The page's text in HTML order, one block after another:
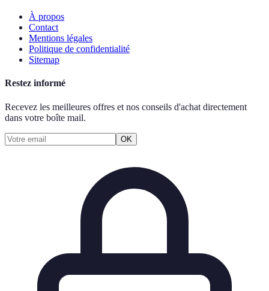
À propos
Contact
Mentions légales
Politique de confidentialité
Sitemap
Restez informé
Recevez les meilleures offres et nos conseils d'achat directement
dans votre boîte mail.
OK